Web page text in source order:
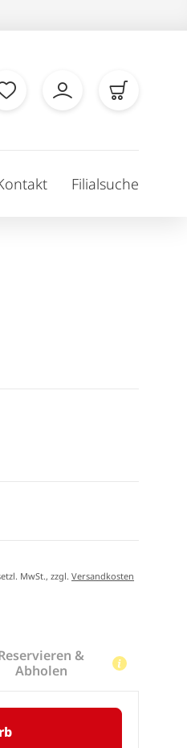
Filialsuche
MwSt., zzgl.Versandkosten
&
Abholen